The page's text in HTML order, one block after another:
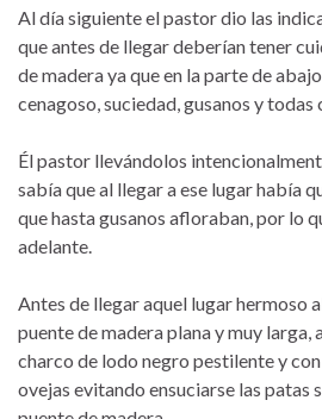
Al día siguiente el pastor dio las
que antes de llegar deberían tener
de madera ya que en la parte de
cenagoso, suciedad, gusanos y todas
Él pastor llevándolos
sabía que al llegar a ese lugar había
que hasta gusanos afloraban, por lo
adelante.
Antes de llegar aquel lugar hermoso
puente de madera plana y muy larga,
charco de lodo negro pestilente y
ovejas evitando ensuciarse las patas